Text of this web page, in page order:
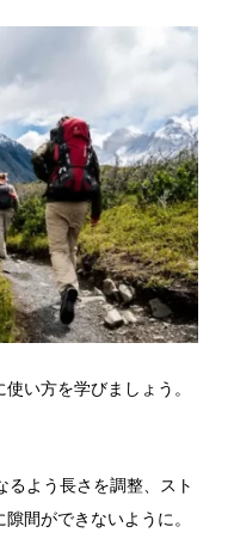
い方を学びましょう。
よう長さを調整、スト
間ができないように。